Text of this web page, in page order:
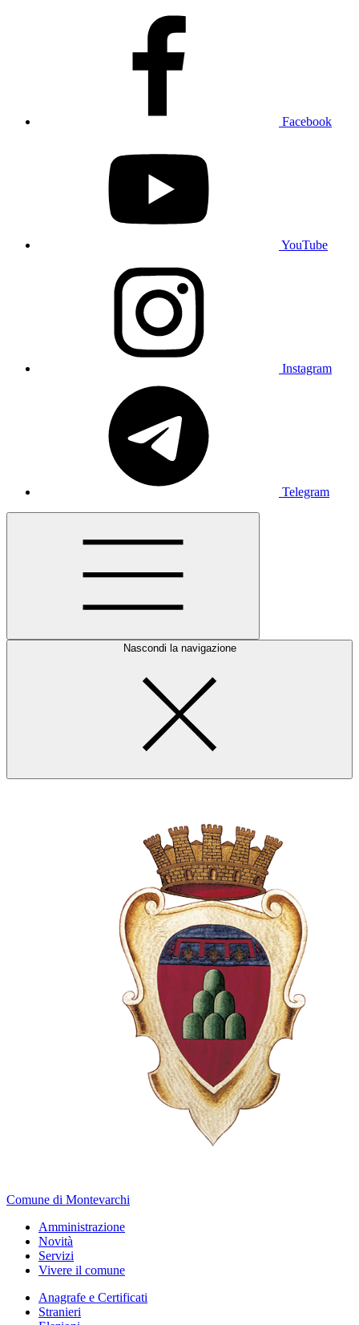
Facebook
YouTube
Instagram
Telegram
Nascondi la navigazione
Comune di Montevarchi
Amministrazione
Novità
Servizi
Vivere il comune
Anagrafe e Certificati
Stranieri